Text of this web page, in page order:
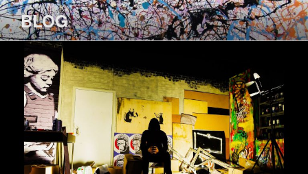
Перейти
к
содержимому
BLOG